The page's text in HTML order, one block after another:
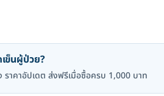
ข็นผู้ป่วย?
ราคาอัปเดต ส่งฟรีเมื่อซื้อครบ 1,000 บาท